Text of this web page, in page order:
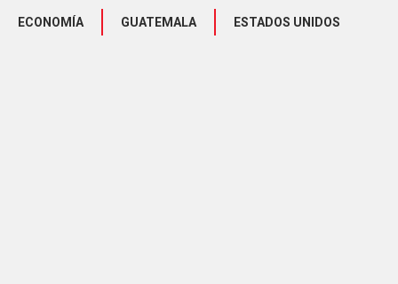
ECONOMÍA GUATEMALA ESTADOS UNIDOS